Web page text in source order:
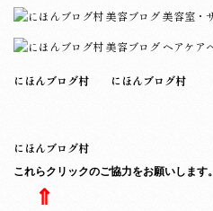
にほんブログ村 にほんブログ村
にほんブログ村
これらクリックのご協力をお願いします。
⇑